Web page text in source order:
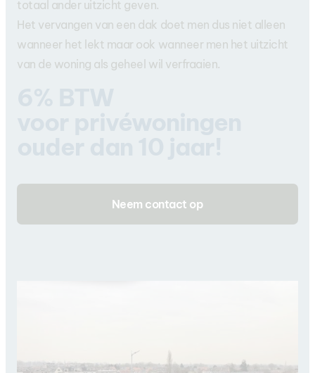
totaal ander uitzicht geven.
Het vervangen van een dak doet men dus niet alleen
wanneer het lekt maar ook wanneer men het uitzicht
van de woning als geheel wil verfraaien.
Neem contact op